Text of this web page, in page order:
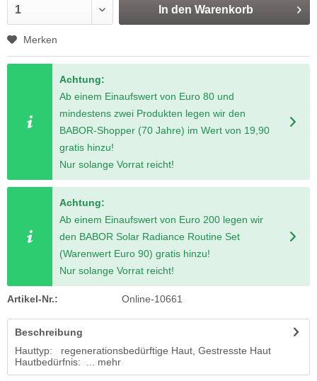
In den Warenkorb
Merken
Achtung:
Ab einem Einaufswert von Euro 80 und
mindestens zwei Produkten legen wir den
BABOR-Shopper (70 Jahre) im Wert von 19,90
gratis hinzu!
Nur solange Vorrat reicht!
Achtung:
Ab einem Einaufswert von Euro 200 legen wir
den BABOR Solar Radiance Routine Set
(Warenwert Euro 90) gratis hinzu!
Nur solange Vorrat reicht!
Artikel-Nr.: Online-10661
Beschreibung
Hauttyp: regenerationsbedürftige Haut, Gestresste Haut
Hautbedürfnis: ...
mehr